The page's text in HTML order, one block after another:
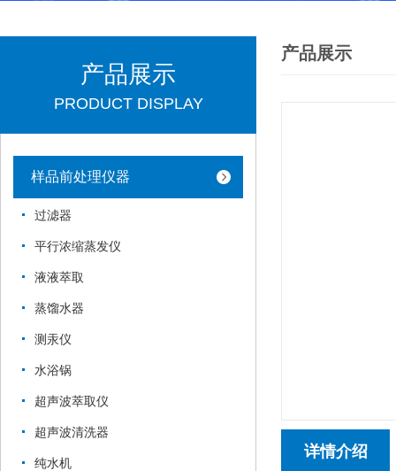
产品展示
PRODUCT DISPLAY
样品前处理仪器
过滤器
平行浓缩蒸发仪
液液萃取
蒸馏水器
测汞仪
水浴锅
超声波萃取仪
超声波清洗器
纯水机
产品展示
详情介绍